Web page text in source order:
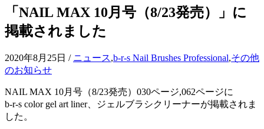
「NAIL MAX 10月号（8/23発売）」に
掲載されました
2020年8月25日 / ニュース,b-r-s Nail Brushes Professional,その他
のお知らせ
NAIL MAX 10月号（8/23発売）030ページ,062ページに
b-r-s color gel art liner、ジェルブラシクリーナーが掲載されま
した。